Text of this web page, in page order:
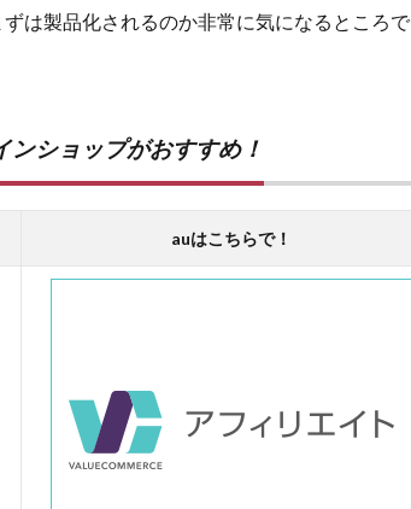
は製品化されるのか非常に気になるところで
ショップがおすすめ！
auはこちらで！